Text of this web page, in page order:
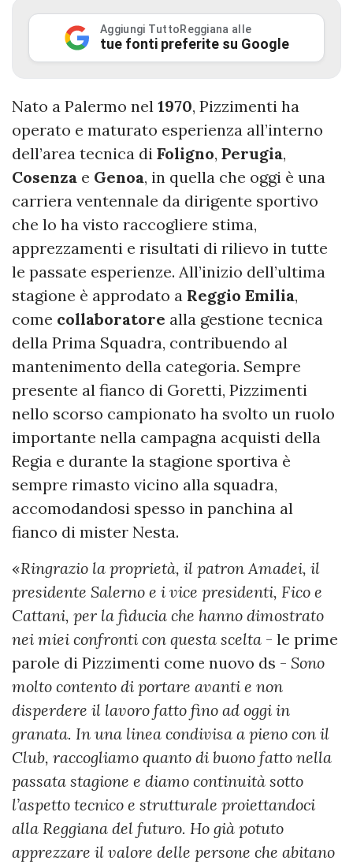
Aggiungi TuttoReggiana alle
tue fonti preferite su Google
Nato a Palermo nel 1970, Pizzimenti ha
operato e maturato esperienza all’interno
dell’area tecnica di Foligno, Perugia,
Cosenza e Genoa, in quella che oggi è una
carriera ventennale da dirigente sportivo
che lo ha visto raccogliere stima,
apprezzamenti e risultati di rilievo in tutte
le passate esperienze. All’inizio dell’ultima
stagione è approdato a Reggio Emilia,
come collaboratore alla gestione tecnica
della Prima Squadra, contribuendo al
mantenimento della categoria. Sempre
presente al fianco di Goretti, Pizzimenti
nello scorso campionato ha svolto un ruolo
importante nella campagna acquisti della
Regia e durante la stagione sportiva è
sempre rimasto vicino alla squadra,
accomodandosi spesso in panchina al
fianco di mister Nesta.
«Ringrazio la proprietà, il patron Amadei, il
presidente Salerno e i vice presidenti, Fico e
Cattani, per la fiducia che hanno dimostrato
nei miei confronti con questa scelta - le prime
parole di Pizzimenti come nuovo ds - Sono
molto contento di portare avanti e non
disperdere il lavoro fatto fino ad oggi in
granata. In una linea condivisa a pieno con il
Club, raccogliamo quanto di buono fatto nella
passata stagione e diamo continuità sotto
l’aspetto tecnico e strutturale proiettandoci
alla Reggiana del futuro. Ho già potuto
apprezzare il valore delle persone che abitano